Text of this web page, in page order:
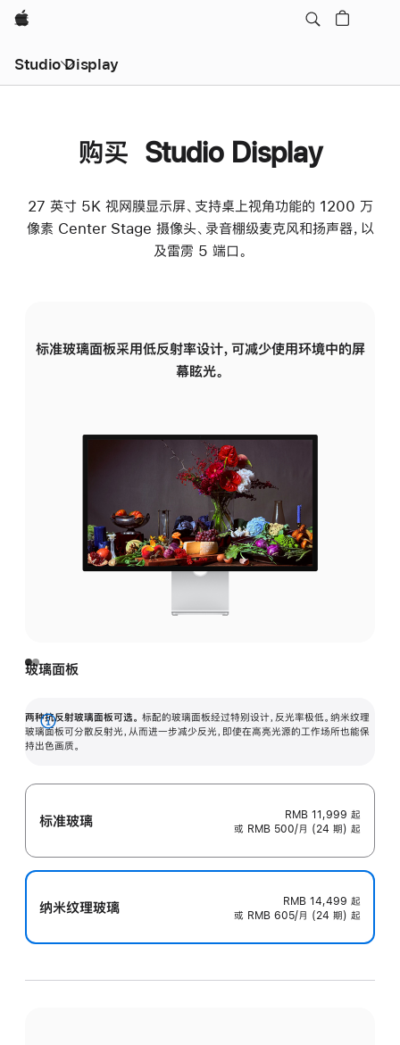
Apple
Studio Display
购买 Studio Display
27 英寸 5K 视网膜显示屏、支持桌上视角功能的 1200 万
像素 Center Stage 摄像头、录音棚级麦克风和扬声器，以
及雷雳 5 端口。
标准玻璃面板采用低反射率设计，可减少使用环境中的屏
幕眩光。
玻璃面板
两种抗反射玻璃面板可选。 标配的玻璃面板经过特别设计，反光率极低。纳米纹理
玻璃面板可分散反射光，从而进一步减少反光，即使在高亮光源的工作场所也能保
持出色画质。
展
开
标准玻璃 RMB 11,999 起
或 RMB 500/月 (24 期) 起
纳米纹理玻璃 RMB 14,499 起
或 RMB 605/月 (24 期) 起